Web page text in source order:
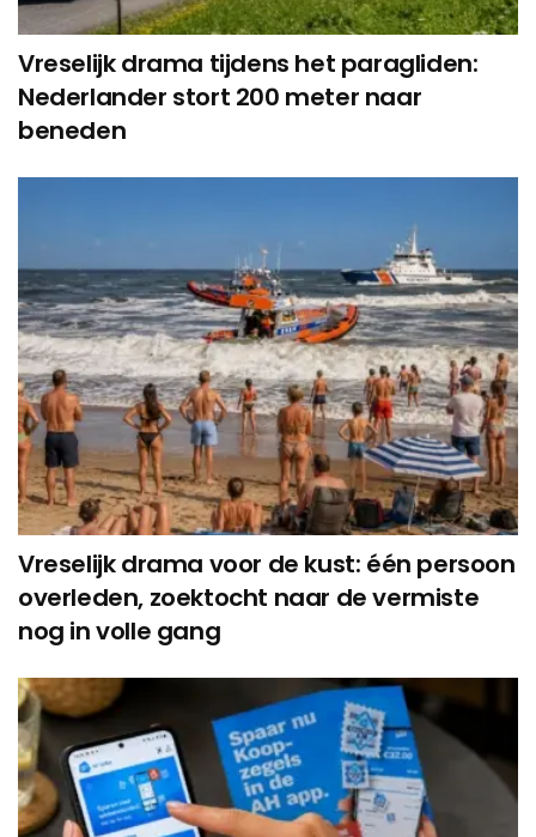
Vreselijk drama tijdens het paragliden:
Nederlander stort 200 meter naar
beneden
Vreselijk drama voor de kust: één persoon
overleden, zoektocht naar de vermiste
nog in volle gang